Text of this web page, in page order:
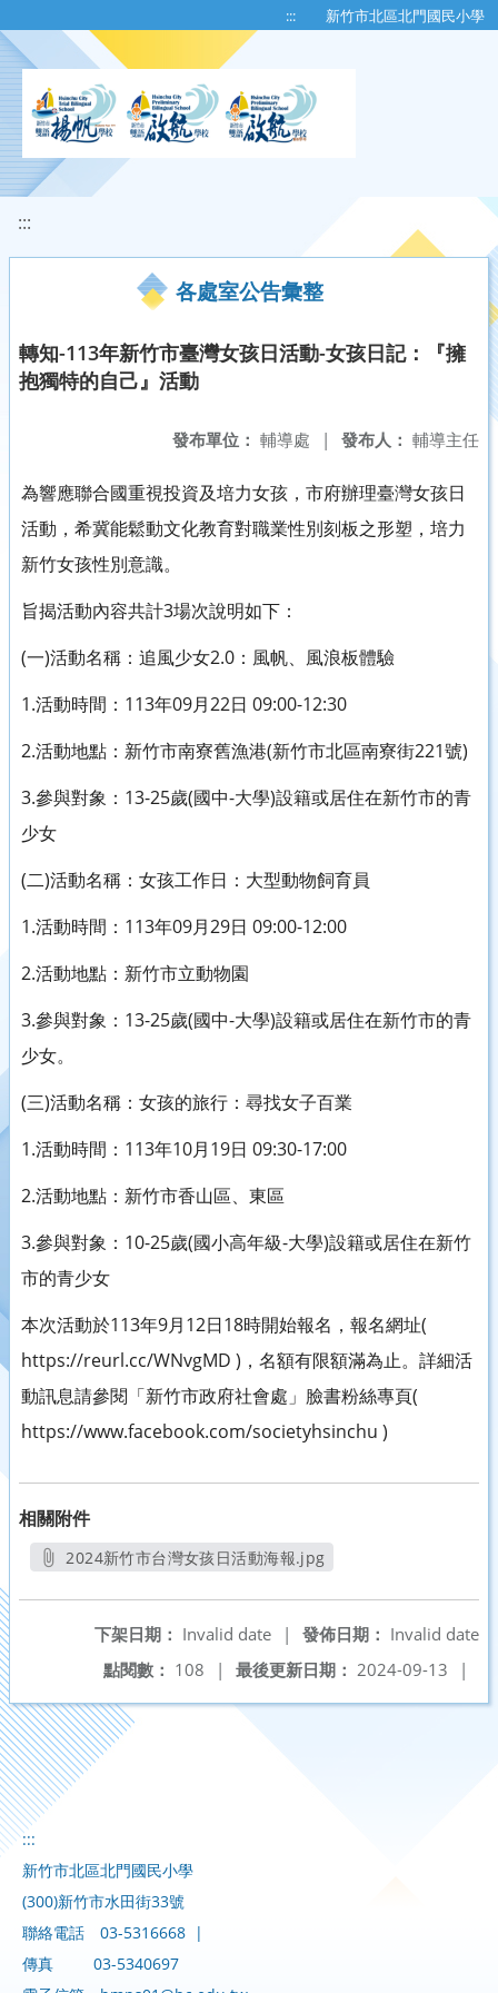
::: 新竹市北區北門國民小學
:::
各處室公告彙整
轉知-113年新竹市臺灣女孩日活動-女孩日記：『擁
抱獨特的自己』活動
發布人： 輔導主任
發布單位： 輔導處 |
為響應聯合國重視投資及培力女孩，市府辦理臺灣女孩日
活動，希冀能鬆動文化教育對職業性別刻板之形塑，培力
新竹女孩性別意識。
旨揭活動內容共計3場次說明如下：
(一)活動名稱：追風少女2.0：風帆、風浪板體驗
1.活動時間：113年09月22日 09:00-12:30
2.活動地點：新竹市南寮舊漁港(新竹市北區南寮街221號)
3.參與對象：13-25歲(國中-大學)設籍或居住在新竹市的青
少女
(二)活動名稱：女孩工作日：大型動物飼育員
1.活動時間：113年09月29日 09:00-12:00
2.活動地點：新竹市立動物園
3.參與對象：13-25歲(國中-大學)設籍或居住在新竹市的青
少女。
(三)活動名稱：女孩的旅行：尋找女子百業
1.活動時間：113年10月19日 09:30-17:00
2.活動地點：新竹市香山區、東區
3.參與對象：10-25歲(國小高年級-大學)設籍或居住在新竹
市的青少女
本次活動於113年9月12日18時開始報名，報名網址(
https://reurl.cc/WNvgMD )，名額有限額滿為止。詳細活
動訊息請參閱「新竹市政府社會處」臉書粉絲專頁(
https://www.facebook.com/societyhsinchu )
相關附件
2024新竹市台灣女孩日活動海報.jpg
發佈日期： Invalid date
下架日期： Invalid date
|
最後更新日期： 2024-09-13 |
點閱數： 108 |
:::
新竹市北區北門國民小學
(300)新竹市水田街33號
聯絡電話
03-5316668 |
傳真
03-5340697